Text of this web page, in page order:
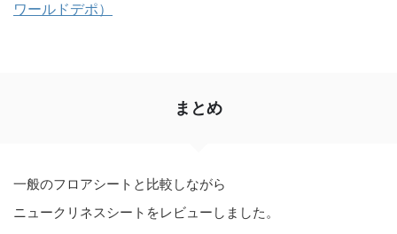
ワールドデポ）
まとめ
一般のフロアシートと比較しながら
ニュークリネスシートをレビューしました。